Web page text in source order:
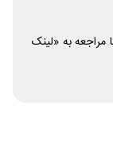
مراجعه به «لینک